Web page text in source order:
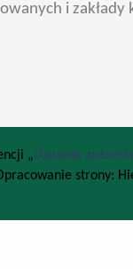
i zakłady
„Uznanie
strony: